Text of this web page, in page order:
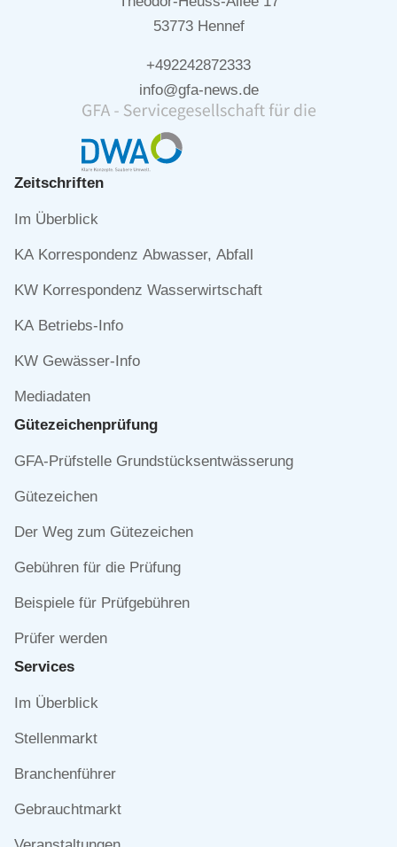
53773 Hennef
+492242872333
info@gfa-news.de
Zeitschriften
Navigation
Im Überblick
KA Korrespondenz Abwasser, Abfall
KW Korrespondenz Wasserwirtschaft
KA Betriebs-Info
KW Gewässer-Info
Mediadaten
Gütezeichen­prüfung
Navigation
GFA-Prüfstelle Grundstücksentwässerung
Gütezeichen
Der Weg zum Gütezeichen
Gebühren für die Prüfung
Beispiele für Prüfgebühren
Prüfer werden
Services
Navigation
Im Überblick
Stellenmarkt
Branchenführer
Gebrauchtmarkt